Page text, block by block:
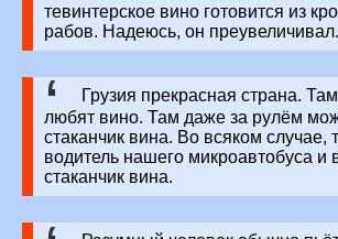
тевинтерское вино готовится из
рабов. Надеюсь, он преувеличивал.
Грузия прекрасная страна.
любят вино. Там даже за рулём
стаканчик вина. Во всяком случае,
водитель нашего микроавтобуса и
стаканчик вина.